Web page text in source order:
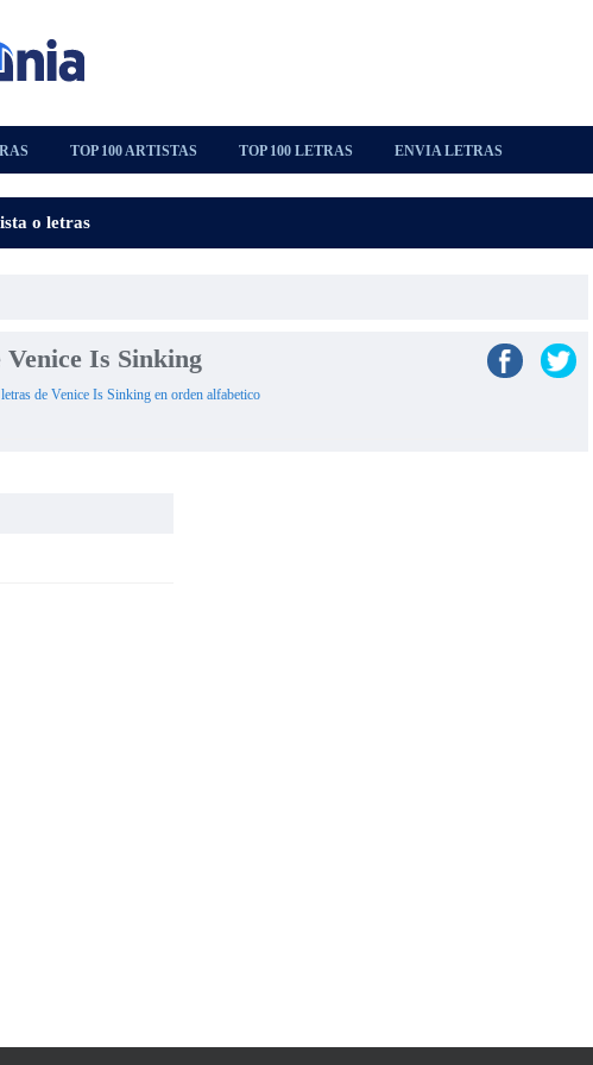
TOP 100 ARTISTAS TOP 100 LETRAS ENVIA LETRAS
Is Sinking
de Venice Is Sinking en orden alfabetico